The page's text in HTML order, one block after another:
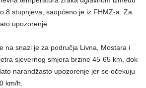
8 stupnjeva, saopćeno je iz FHMZ-a. Za
upozorenje.
na snazi je za područja Livna, Mostara i
sjevernog smjera brzine 45-65 km, dok
narandžasto upozorenje jer se očekuju
km/h.